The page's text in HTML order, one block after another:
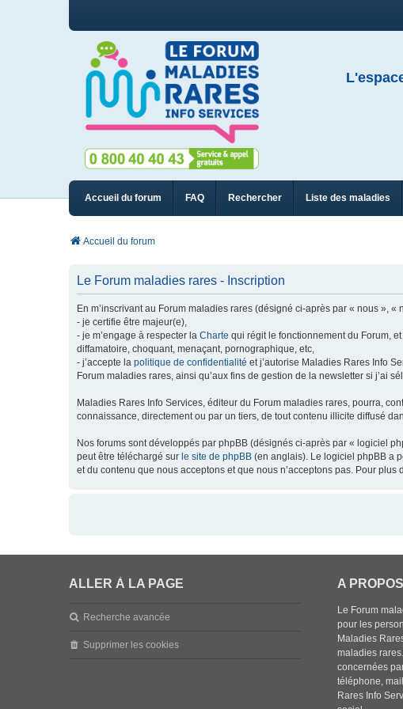
Accueil du forum FAQ Rechercher Liste des maladies
Accueil du forum
Le Forum maladies rares - Inscription
En m’inscrivant au Forum maladies rares (désigné ci-après par « nous »,
- je certifie être majeur(e),
- je m’engage à respecter la Charte qui régit le fonctionnement du Forum,
diffamatoire, choquant, menaçant, pornographique, etc,
- j’accepte la politique de confidentialité et j’autorise Maladies Rares Info
Forum maladies rares, ainsi qu’aux fins de gestion de la newsletter si j’ai
Maladies Rares Info Services, éditeur du Forum maladies rares, pourra,
connaissance, directement ou par un tiers, de tout contenu illicite diffusé
Nos forums sont développés par phpBB (désignés ci-après par « logiciel
peut être téléchargé sur le site de phpBB (en anglais). Le logiciel phpBB a
et du contenu que nous acceptons et que nous n’acceptons pas. Pour
ALLER À LA PAGE
Recherche avancée
Supprimer les cookies
A PROPOS
Le Forum
pour les
Maladies
maladies
concernées
téléphone,
Rares Info